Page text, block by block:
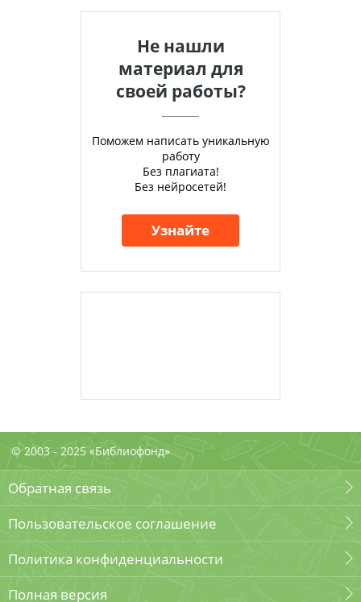
Не нашли
материал для
своей работы?
Поможем написать уникальную
работу
Без плагиата!
Без нейросетей!
Узнайте
© 2003 - 2025 «Библиофонд»
Обратная связь
Пользовательское соглашение
Политика конфиденциальности
Полная версия